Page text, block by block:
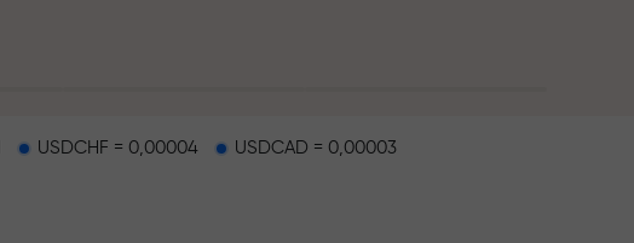
USDCHF = 0,00004 USDCAD = 0,00003